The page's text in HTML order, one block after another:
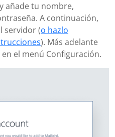
añade tu nombre,
A continuación,
servidor (o hazlo
). Más adelante
el menú Configuración.